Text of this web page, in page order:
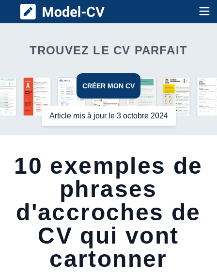
Model CV
TROUVEZ LE CV PARFAIT
CRÉER MON CV
Article mis à jour le 3 octobre 2024
10 exemples de
phrases
d'accroches de
CV qui vont
cartonner